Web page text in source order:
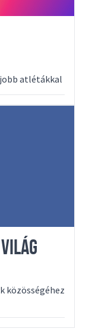
atlétákkal
közösségéhez